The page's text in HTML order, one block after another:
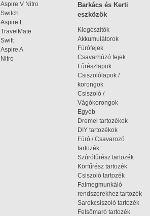
Aspire V Nitro
Switch
Aspire E
TravelMate
Swift
Aspire A
Nitro
Barkács és Kerti
eszközök
Kiegészítők
Akkumulátorok
Fúrófejek
Csavarhúzó fejek
Fűrészlapok
Csiszolólapok /
korongok
Csiszoló /
Vágókorongok
Egyéb
Dremel tartozékok
DIY tartozékok
Fúró / Csavarozó
tartozék
Szúrófűrész tartozék
Körfűrész tartozék
Csiszoló tartozék
Falmegmunkáló
rendszerekhez tartozék
Sarokcsiszoló tartozék
Felsőmaró tartozék